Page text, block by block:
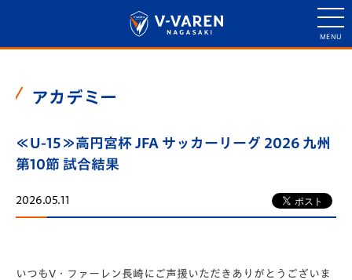
アカデミー
≪U-15≫高円宮杯 JFA サッカーリーグ 2026 九州
第10節 試合結果
2026.05.11
いつもV・ファーレン長崎にご声援いただきありがとうございま